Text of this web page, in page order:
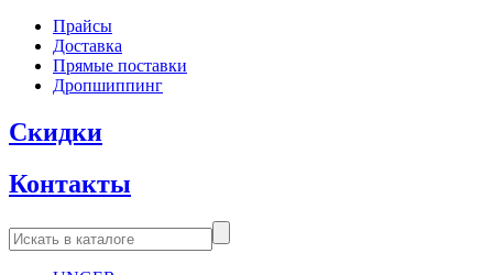
Прайсы
Доставка
Прямые поставки
Дропшиппинг
Скидки
Контакты